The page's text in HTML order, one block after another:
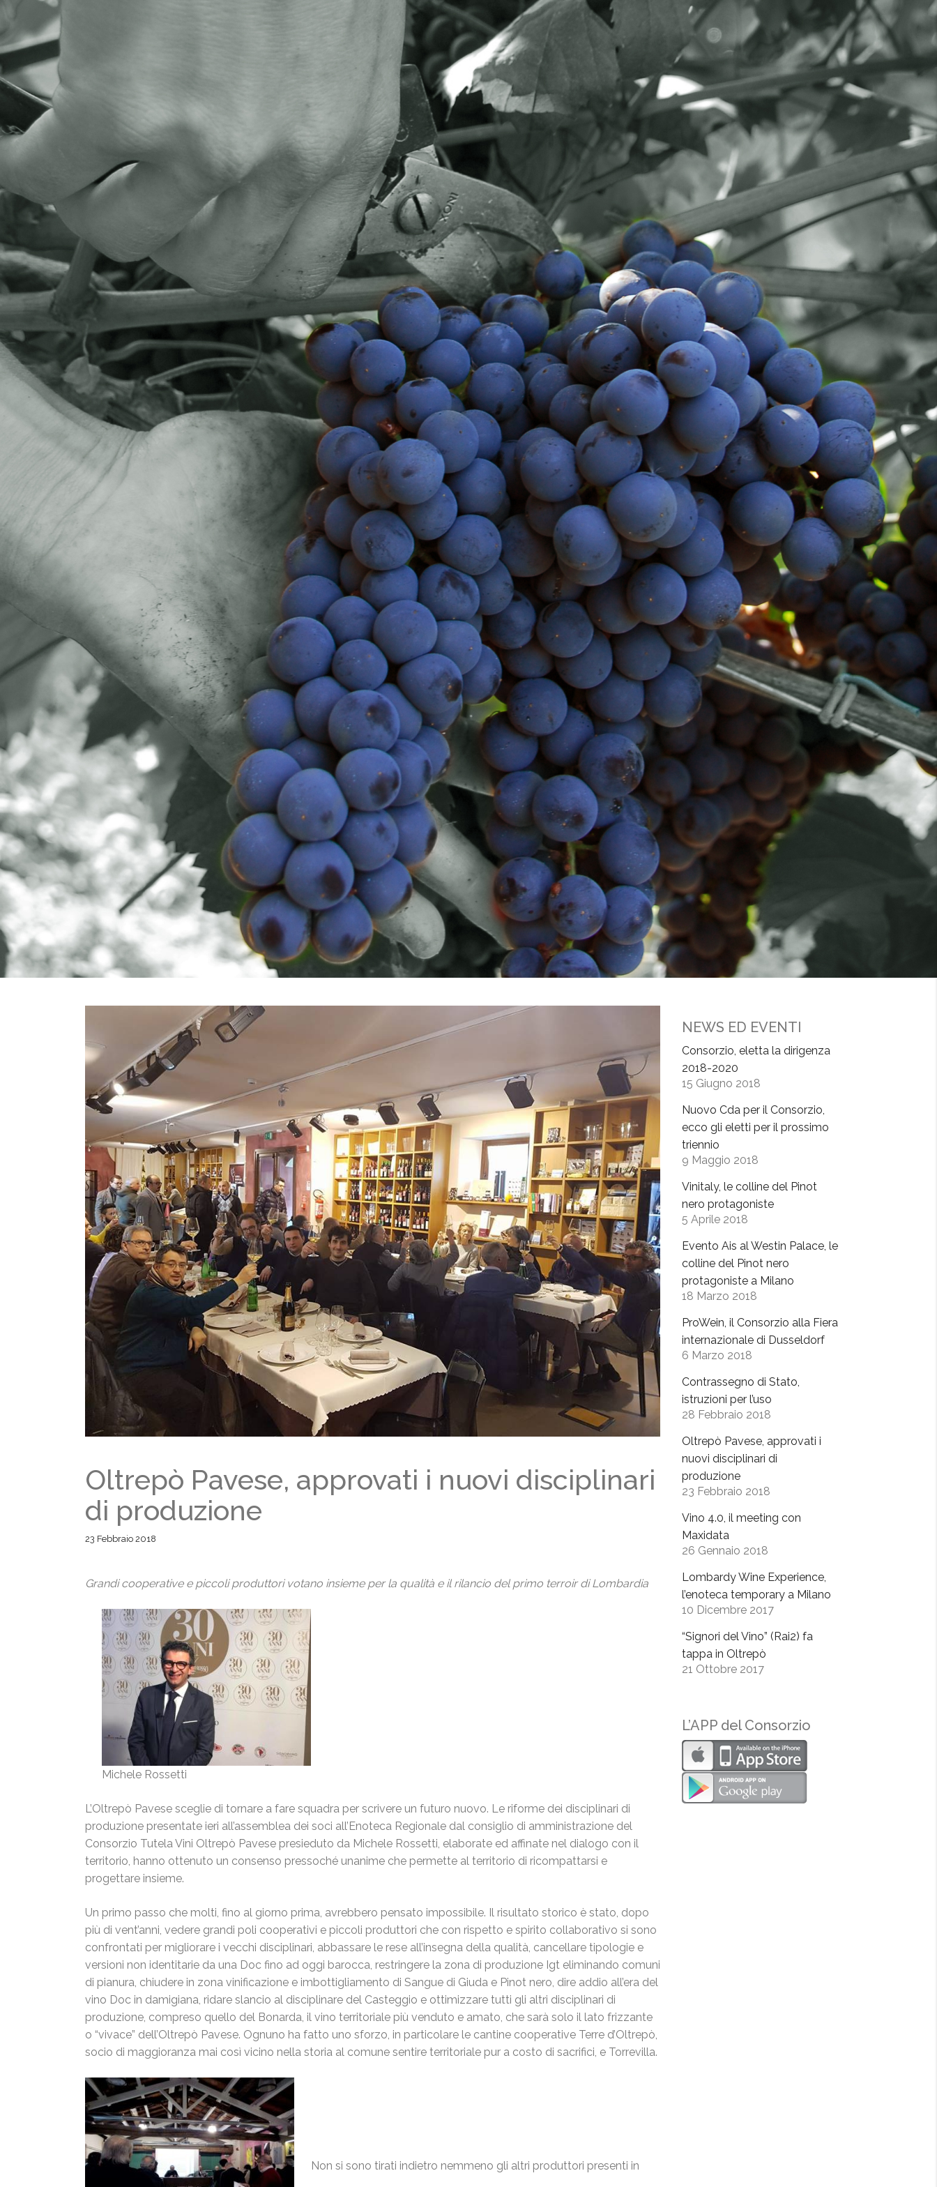
Oltrepò Pavese, approvati i nuovi disciplinari
di produzione
23 Febbraio 2018
Grandi cooperative e piccoli produttori votano insieme per la qualità e il rilancio del primo terroir di Lombardia
Michele Rossetti
L’Oltrepò Pavese sceglie di tornare a fare squadra per scrivere un futuro nuovo. Le riforme dei disciplinari di
produzione presentate ieri all’assemblea dei soci all’Enoteca Regionale dal consiglio di amministrazione del
Consorzio Tutela Vini Oltrepò Pavese presieduto da Michele Rossetti, elaborate ed affinate nel dialogo con il
territorio, hanno ottenuto un consenso pressoché unanime che permette al territorio di ricompattarsi e
progettare insieme.
Un primo passo che molti, fino al giorno prima, avrebbero pensato impossibile. Il risultato storico è stato, dopo
più di vent’anni, vedere grandi poli cooperativi e piccoli produttori che con rispetto e spirito collaborativo si sono
confrontati per migliorare i vecchi disciplinari, abbassare le rese all’insegna della qualità, cancellare tipologie e
versioni non identitarie da una Doc fino ad oggi barocca, restringere la zona di produzione Igt eliminando comuni
di pianura, chiudere in zona vinificazione e imbottigliamento di Sangue di Giuda e Pinot nero, dire addio all’era del
vino Doc in damigiana, ridare slancio al disciplinare del Casteggio e ottimizzare tutti gli altri disciplinari di
produzione, compreso quello del Bonarda, il vino territoriale più venduto e amato, che sarà solo il lato frizzante
o “vivace” dell’Oltrepò Pavese. Ognuno ha fatto uno sforzo, in particolare le cantine cooperative Terre d’Oltrepò,
socio di maggioranza mai così vicino nella storia al comune sentire territoriale pur a costo di sacrifici, e Torrevilla.
Non si sono tirati indietro nemmeno gli altri produttori presenti in
NEWS ED EVENTI
Consorzio, eletta la dirigenza
2018-2020
15 Giugno 2018
Nuovo Cda per il Consorzio,
ecco gli eletti per il prossimo
triennio
9 Maggio 2018
Vinitaly, le colline del Pinot
nero protagoniste
5 Aprile 2018
Evento Ais al Westin Palace, le
colline del Pinot nero
protagoniste a Milano
18 Marzo 2018
ProWein, il Consorzio alla Fiera
internazionale di Dusseldorf
6 Marzo 2018
Contrassegno di Stato,
istruzioni per l’uso
28 Febbraio 2018
Oltrepò Pavese, approvati i
nuovi disciplinari di
produzione
23 Febbraio 2018
Vino 4.0, il meeting con
Maxidata
26 Gennaio 2018
Lombardy Wine Experience,
l’enoteca temporary a Milano
10 Dicembre 2017
“Signori del Vino” (Rai2) fa
tappa in Oltrepò
21 Ottobre 2017
L’APP del Consorzio